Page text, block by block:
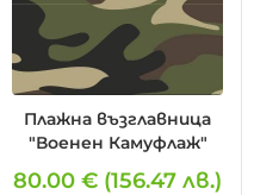
Плажна възглавница
"Военен Камуфлаж"
80.00 € (156.47 лв.)